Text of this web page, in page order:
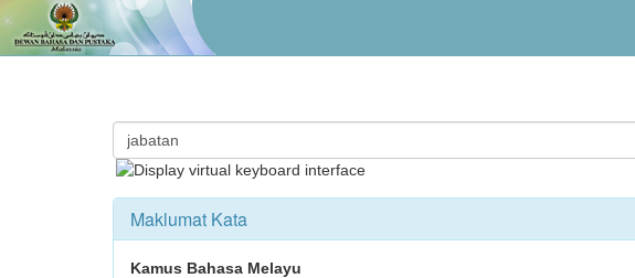
Maklumat Kata
Kamus Bahasa Melayu